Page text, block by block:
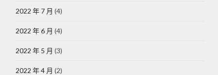
2022 年 7 月 (4)
2022 年 6 月 (4)
2022 年 5 月 (3)
2022 年 4 月 (2)